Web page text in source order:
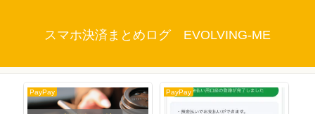
スマホ決済まとめログ EVOLVING-ME
PayPay PayPay